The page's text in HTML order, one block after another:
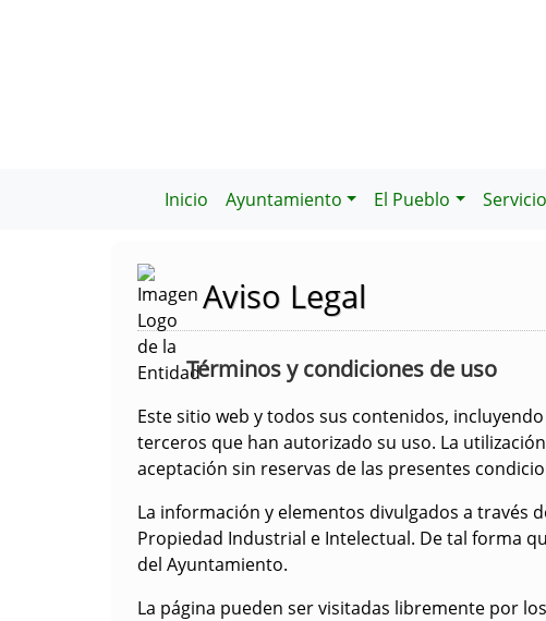
Inicio Ayuntamiento El Pueblo
Aviso Legal
Términos y condiciones de uso
Este sitio web y todos sus contenidos,
terceros que han autorizado su uso. La
aceptación sin reservas de las presentes
La información y elementos divulgados a través
Propiedad Industrial e Intelectual. De tal forma
del Ayuntamiento.
La página pueden ser visitadas libremente por